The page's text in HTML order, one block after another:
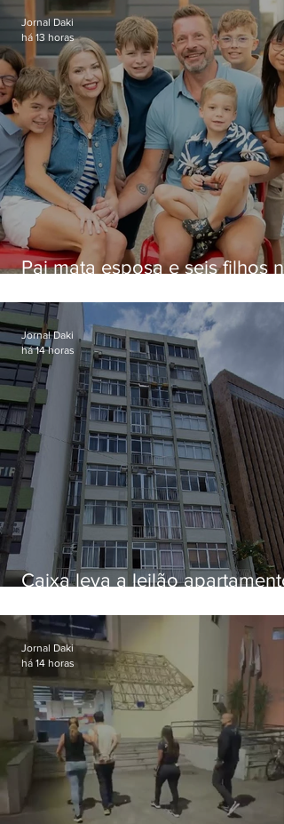
Pai mata esposa e seis filhos
Jornal Daki
há 13 horas
Caixa leva a leilão apartamento
Botafogo
Jornal Daki
há 14 horas
Jornal Daki
há 14 horas